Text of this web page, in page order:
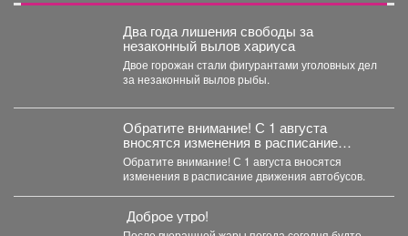
Два года лишения свободы за
незаконный вылов хариуса
Двое горожан стали фигурантами уголовных дел
за незаконный вылов рыбы.
Обратите внимание! С 1 августа
вносятся изменения в расписание
движения автобусов.
Обратите внимание! С 1 августа вносятся
изменения в расписание движения автобусов.
Доброе утро!